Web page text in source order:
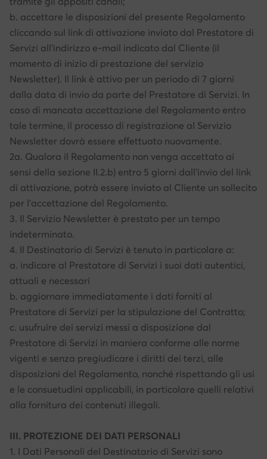
b. accettare le disposizioni del presente Regolamento
cliccando sul link di attivazione inviato dal Prestatore di
Servizi all’indirizzo e-mail indicato dal Cliente (il
momento di inizio di prestazione del servizio
Newsletter). Il link è attivo per un periodo di 7 giorni
dalla data di invio da parte del Prestatore di Servizi. In
caso di mancata accettazione del Regolamento entro
tale termine, il processo di registrazione al Servizio
Newsletter dovrà essere effettuato nuovamente.
2a. Qualora il Regolamento non venga accettato ai
sensi della sezione II.2.b) entro 5 giorni dall'invio del link
di attivazione, potrà essere inviato al Cliente un sollecito
per l'accettazione del Regolamento.
3. Il Servizio Newsletter è prestato per un tempo
indeterminato.
4. Il Destinatario di Servizi è tenuto in particolare a:
a. indicare al Prestatore di Servizi i suoi dati autentici,
attuali e necessari
b. aggiornare immediatamente i dati forniti al
Prestatore di Servizi per la stipulazione del Contratto;
c. usufruire dei servizi messi a disposizione dal
Prestatore di Servizi in maniera conforme alle norme
vigenti e senza pregiudicare i diritti dei terzi, alle
disposizioni del Regolamento, nonché rispettando gli usi
e le consuetudini applicabili, in particolare quelli relativi
alla fornitura dei contenuti illegali.
III. PROTEZIONE DEI DATI PERSONALI
1. I Dati Personali del Destinatario di Servizi sono